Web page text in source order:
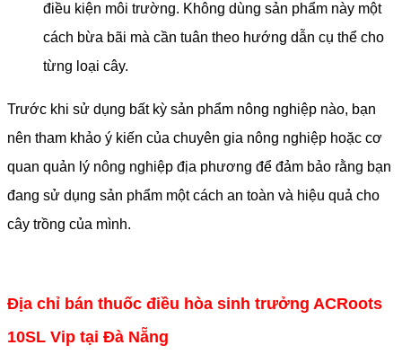
điều kiện môi trường. Không dùng sản phẩm này một
cách bừa bãi mà cần tuân theo hướng dẫn cụ thể cho
từng loại cây.
Trước khi sử dụng bất kỳ sản phẩm nông nghiệp nào, bạn
nên tham khảo ý kiến của chuyên gia nông nghiệp hoặc cơ
quan quản lý nông nghiệp địa phương để đảm bảo rằng bạn
đang sử dụng sản phẩm một cách an toàn và hiệu quả cho
cây trồng của mình.
Địa chỉ bán thuốc điều hòa sinh trưởng ACRoots
10SL Vip tại Đà Nẵng